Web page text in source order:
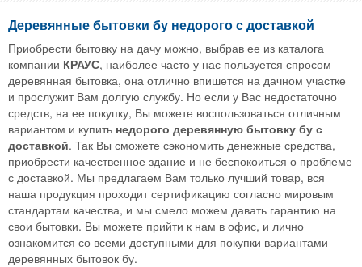
Деревянные бытовки бу недорого с доставкой
Приобрести бытовку на дачу можно, выбрав ее из каталога
компании КРАУС, наиболее часто у нас пользуется спросом
деревянная бытовка, она отлично впишется на дачном участке
и прослужит Вам долгую службу. Но если у Вас недостаточно
средств, на ее покупку, Вы можете воспользоваться отличным
вариантом и купить недорого деревянную бытовку бу с
доставкой. Так Вы сможете сэкономить денежные средства,
приобрести качественное здание и не беспокоиться о проблеме
с доставкой. Мы предлагаем Вам только лучший товар, вся
наша продукция проходит сертификацию согласно мировым
стандартам качества, и мы смело можем давать гарантию на
свои бытовки. Вы можете прийти к нам в офис, и лично
ознакомится со всеми доступными для покупки вариантами
деревянных бытовок бу.